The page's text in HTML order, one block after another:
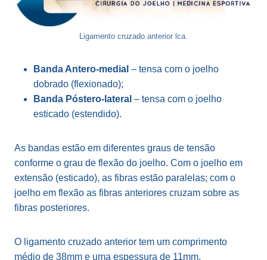
Ligamento cruzado anterior lca.
Banda Antero-medial – tensa com o joelho
dobrado (flexionado);
Banda Póstero-lateral – tensa com o joelho
esticado (estendido).
As bandas estão em diferentes graus de tensão
conforme o grau de flexão do joelho. Com o joelho em
extensão (esticado), as fibras estão paralelas; com o
joelho em flexão as fibras anteriores cruzam sobre as
fibras posteriores.
O ligamento cruzado anterior tem um comprimento
médio de 38mm e uma espessura de 11mm.